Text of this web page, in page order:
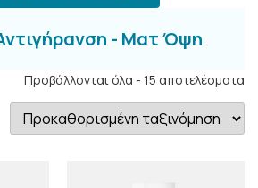
- Ματ Όψη
Προβάλλονται όλα - 15 αποτελέσματα